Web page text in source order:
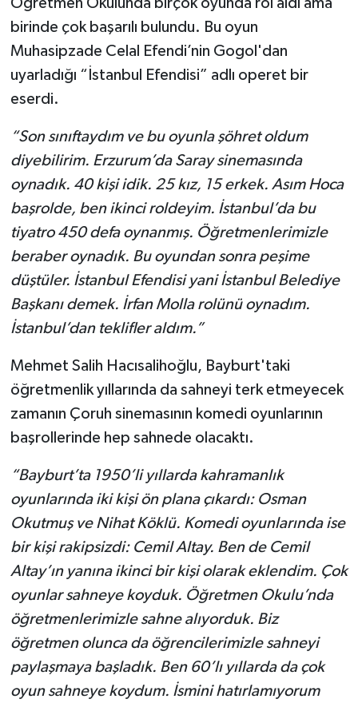
Öğretmen Okulunda birçok oyunda rol aldı ama
birinde çok başarılı bulundu. Bu oyun
Muhasipzade Celal Efendi’nin Gogol'dan
uyarladığı “İstanbul Efendisi” adlı operet bir
eserdi.
“Son sınıftaydım ve bu oyunla şöhret oldum
diyebilirim. Erzurum’da Saray sinemasında
oynadık. 40 kişi idik. 25 kız, 15 erkek. Asım Hoca
başrolde, ben ikinci roldeyim. İstanbul’da bu
tiyatro 450 defa oynanmış. Öğretmenlerimizle
beraber oynadık. Bu oyundan sonra peşime
düştüler. İstanbul Efendisi yani İstanbul Belediye
Başkanı demek. İrfan Molla rolünü oynadım.
İstanbul’dan teklifler aldım.”
Mehmet Salih Hacısalihoğlu, Bayburt'taki
öğretmenlik yıllarında da sahneyi terk etmeyecek
zamanın Çoruh sinemasının komedi oyunlarının
başrollerinde hep sahnede olacaktı.
“Bayburt’ta 1950’li yıllarda kahramanlık
oyunlarında iki kişi ön plana çıkardı: Osman
Okutmuş ve Nihat Köklü. Komedi oyunlarında ise
bir kişi rakipsizdi: Cemil Altay. Ben de Cemil
Altay’ın yanına ikinci bir kişi olarak eklendim. Çok
oyunlar sahneye koyduk. Öğretmen Okulu’nda
öğretmenlerimizle sahne alıyorduk. Biz
öğretmen olunca da öğrencilerimizle sahneyi
paylaşmaya başladık. Ben 60’lı yıllarda da çok
oyun sahneye koydum. İsmini hatırlamıyorum